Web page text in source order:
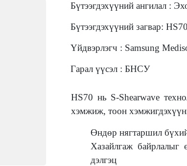
Бүтээгдэхүүний ангилал :
Бүтээгдэхүүний загвар: HS70
Үйдвэрлэгч : Samsung
Гарал үүсэл : БНСУ
HS70 нь S-Shearwave
хэмжиж, тоон
Өндөр
Хазайлгаж
дэлгэц